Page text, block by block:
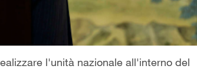
l'unità nazionale all'interno del